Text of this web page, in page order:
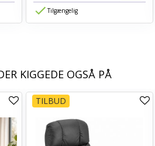
Tilgængelig
KIGGEDE OGSÅ PÅ
TILBUD